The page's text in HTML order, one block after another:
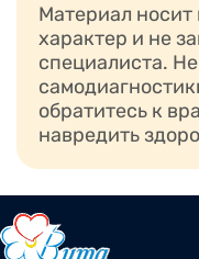
Материал
характер и не
специалиста.
обратитесь к
навредить